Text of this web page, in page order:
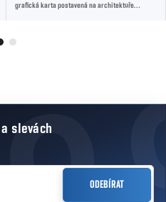
grafická karta postavená na architektuře
a slevách
ODEBÍRAT